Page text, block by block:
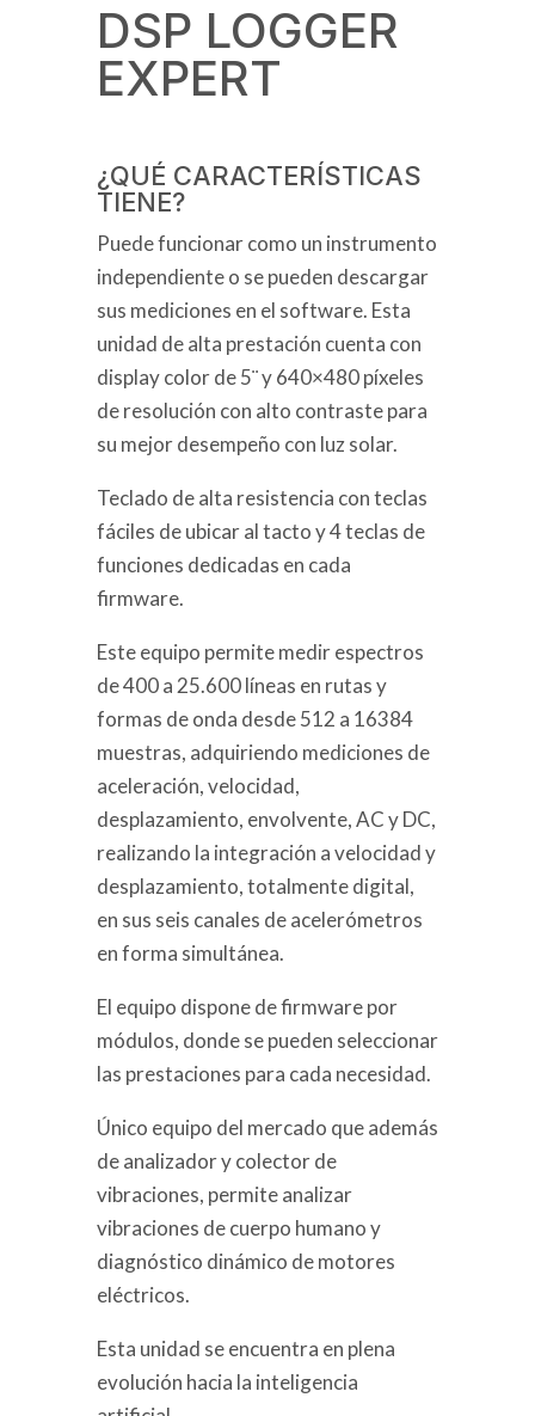
DSP LOGGER
EXPERT
¿QUÉ CARACTERÍSTICAS
TIENE?
Puede funcionar como un instrumento
independiente o se pueden descargar
sus mediciones en el software. Esta
unidad de alta prestación cuenta con
display color de 5¨ y 640×480 píxeles
de resolución con alto contraste para
su mejor desempeño con luz solar.
Teclado de alta resistencia con teclas
fáciles de ubicar al tacto y 4 teclas de
funciones dedicadas en cada
firmware.
Este equipo permite medir espectros
de 400 a 25.600 líneas en rutas y
formas de onda desde 512 a 16384
muestras, adquiriendo mediciones de
aceleración, velocidad,
desplazamiento, envolvente, AC y DC,
realizando la integración a velocidad y
desplazamiento, totalmente digital,
en sus seis canales de acelerómetros
en forma simultánea.
El equipo dispone de firmware por
módulos, donde se pueden seleccionar
las prestaciones para cada necesidad.
Único equipo del mercado que además
de analizador y colector de
vibraciones, permite analizar
vibraciones de cuerpo humano y
diagnóstico dinámico de motores
eléctricos.
Esta unidad se encuentra en plena
evolución hacia la inteligencia